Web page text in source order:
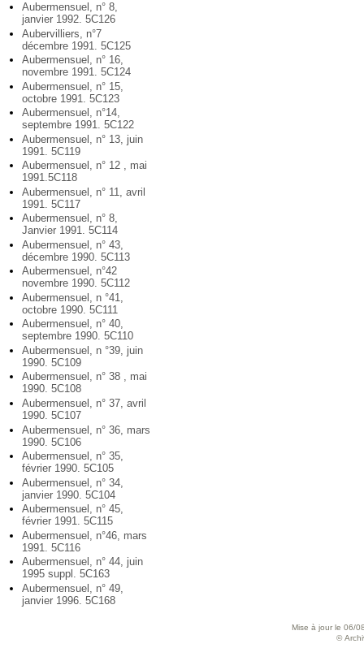
Aubermensuel, n° 8,
janvier 1992. 5C126
Aubervilliers, n°7
décembre 1991. 5C125
Aubermensuel, n° 16,
novembre 1991. 5C124
Aubermensuel, n° 15,
octobre 1991. 5C123
Aubermensuel, n°14,
septembre 1991. 5C122
Aubermensuel, n° 13, juin
1991. 5C119
Aubermensuel, n° 12 , mai
1991.5C118
Aubermensuel, n° 11, avril
1991. 5C117
Aubermensuel, n° 8,
Janvier 1991. 5C114
Aubermensuel, n° 43,
décembre 1990. 5C113
Aubermensuel, n°42
novembre 1990. 5C112
Aubermensuel, n °41,
octobre 1990. 5C111
Aubermensuel, n° 40,
septembre 1990. 5C110
Aubermensuel, n °39, juin
1990. 5C109
Aubermensuel, n° 38 , mai
1990. 5C108
Aubermensuel, n° 37, avril
1990. 5C107
Aubermensuel, n° 36, mars
1990. 5C106
Aubermensuel, n° 35,
février 1990. 5C105
Aubermensuel, n° 34,
janvier 1990. 5C104
Aubermensuel, n° 45,
février 1991. 5C115
Aubermensuel, n°46, mars
1991. 5C116
Aubermensuel, n° 44, juin
1995 suppl. 5C163
Aubermensuel, n° 49,
janvier 1996. 5C168
Mise à jour le 06/
©